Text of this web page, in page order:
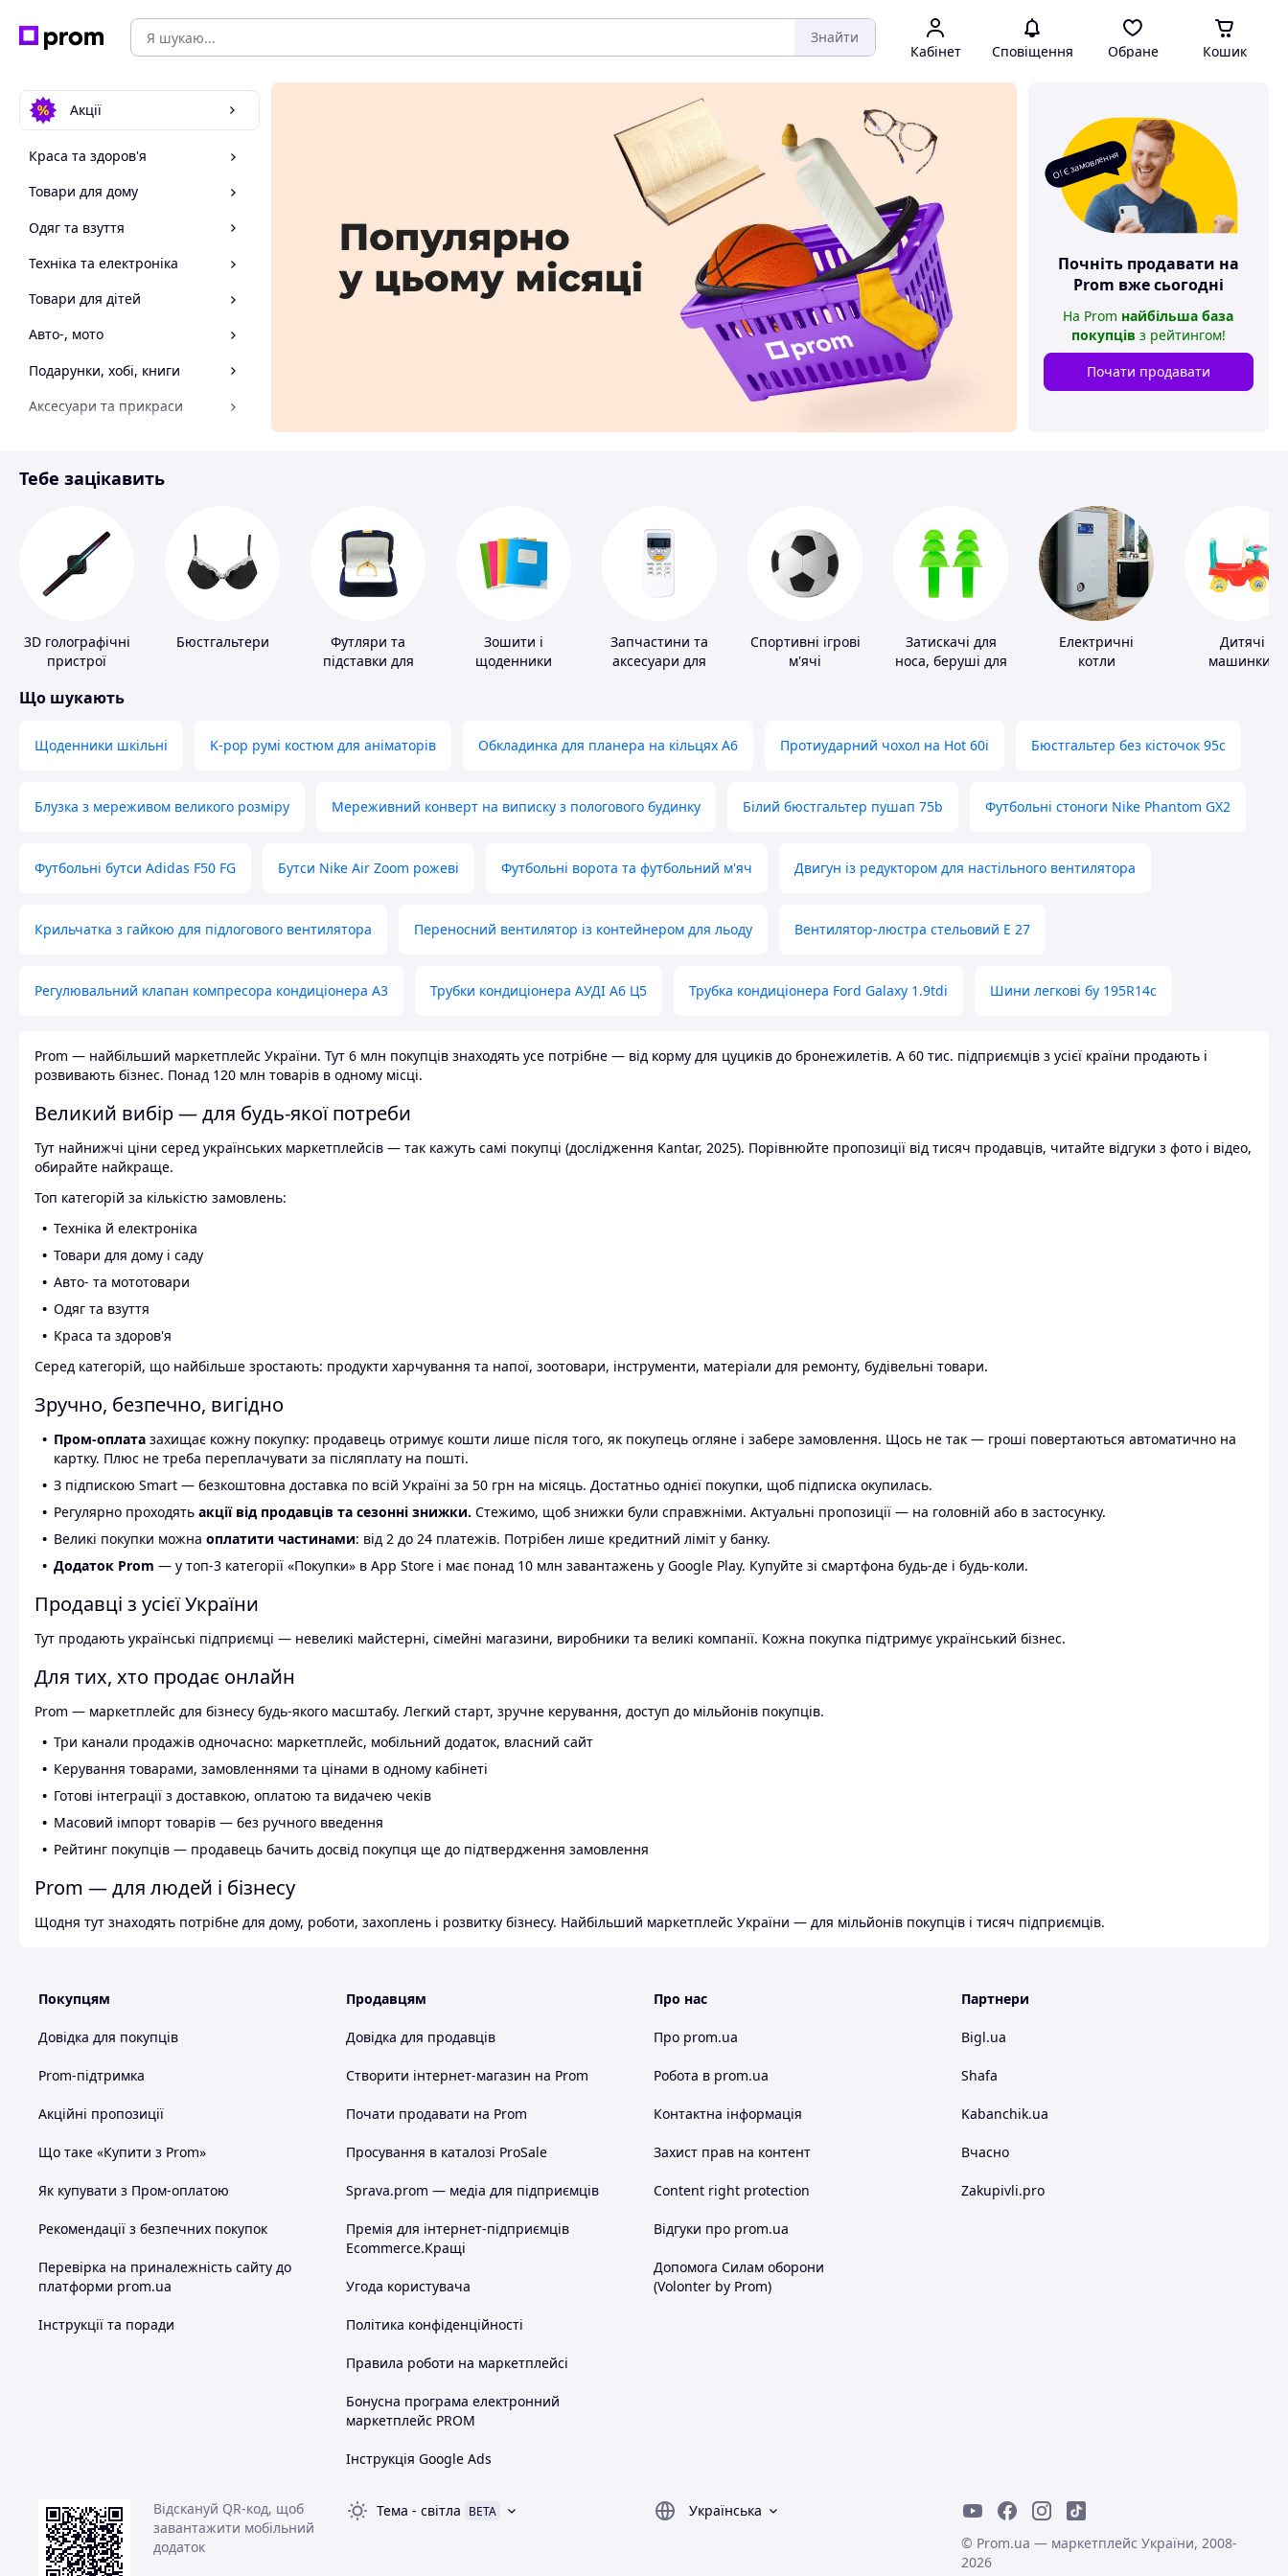
Знайти
Кабінет Сповіщення Обране Кошик
Акції
Краса та здоров'я
Товари для дому
Одяг та взуття
Техніка та електроніка
Товари для дітей
Авто-, мото
Подарунки, хобі, книги
Аксесуари та прикраси
Спорт і відпочинок
О! Є замовлення
Почніть продавати на
Prom вже сьогодні
На Prom найбільша база
покупців з рейтингом!
Почати продавати
Тебе зацікавить
3D голографічні
пристрої
Бюстгальтери
Футляри та
підставки для
Зошити і
щоденники
Запчастини та
аксесуари для
Спортивні ігрові
м'ячі
Затискачі для
носа, беруші для
Електричні
котли
Дитячі
машинки-
Що шукають
Щоденники шкільні K-pop румі костюм для аніматорів Обкладинка для планера на кільцях А6 Протиударний чохол на Hot 60i Бюстгальтер без кісточок 95с
Блузка з мереживом великого розміру Мереживний конверт на виписку з пологового будинку Білий бюстгальтер пушап 75b Футбольні стоноги Nike Phantom GX2
Футбольні бутси Adidas F50 FG Бутси Nike Air Zoom рожеві Футбольні ворота та футбольний м'яч Двигун із редуктором для настільного вентилятора
Крильчатка з гайкою для підлогового вентилятора Переносний вентилятор із контейнером для льоду Вентилятор-люстра стельовий E 27
Регулювальний клапан компресора кондиціонера А3 Трубки кондиціонера АУДІ А6 Ц5 Трубка кондиціонера Ford Galaxy 1.9tdi Шини легкові бу 195R14c
Prom — найбільший маркетплейс України. Тут 6 млн покупців знаходять усе потрібне — від корму для цуциків до бронежилетів. А 60 тис. підприємців з усієї країни продають і
розвивають бізнес. Понад 120 млн товарів в одному місці.
Великий вибір — для будь-якої потреби
Тут найнижчі ціни серед українських маркетплейсів — так кажуть самі покупці (дослідження Kantar, 2025). Порівнюйте пропозиції від тисяч продавців, читайте відгуки з фото і відео,
обирайте найкраще.
Топ категорій за кількістю замовлень:
Техніка й електроніка
Товари для дому і саду
Авто- та мототовари
Одяг та взуття
Краса та здоров'я
Серед категорій, що найбільше зростають: продукти харчування та напої, зоотовари, інструменти, матеріали для ремонту, будівельні товари.
Зручно, безпечно, вигідно
Пром-оплата захищає кожну покупку: продавець отримує кошти лише після того, як покупець огляне і забере замовлення. Щось не так — гроші повертаються автоматично на
картку. Плюс не треба переплачувати за післяплату на пошті.
З підпискою Smart — безкоштовна доставка по всій Україні за 50 грн на місяць. Достатньо однієї покупки, щоб підписка окупилась.
Регулярно проходять акції від продавців та сезонні знижки. Стежимо, щоб знижки були справжніми. Актуальні пропозиції — на головній або в застосунку.
Великі покупки можна оплатити частинами: від 2 до 24 платежів. Потрібен лише кредитний ліміт у банку.
Додаток Prom — у топ-3 категорії «Покупки» в App Store і має понад 10 млн завантажень у Google Play. Купуйте зі смартфона будь-де і будь-коли.
Продавці з усієї України
Тут продають українські підприємці — невеликі майстерні, сімейні магазини, виробники та великі компанії. Кожна покупка підтримує український бізнес.
Для тих, хто продає онлайн
Prom — маркетплейс для бізнесу будь-якого масштабу. Легкий старт, зручне керування, доступ до мільйонів покупців.
Три канали продажів одночасно: маркетплейс, мобільний додаток, власний сайт
Керування товарами, замовленнями та цінами в одному кабінеті
Готові інтеграції з доставкою, оплатою та видачею чеків
Масовий імпорт товарів — без ручного введення
Рейтинг покупців — продавець бачить досвід покупця ще до підтвердження замовлення
Prom — для людей і бізнесу
Щодня тут знаходять потрібне для дому, роботи, захоплень і розвитку бізнесу. Найбільший маркетплейс України — для мільйонів покупців і тисяч підприємців.
Покупцям
Довідка для покупців
Prom-підтримка
Акційні пропозиції
Що таке «Купити з Prom»
Як купувати з Пром-оплатою
Рекомендації з безпечних покупок
Перевірка на приналежність сайту до
платформи prom.ua
Інструкції та поради
Продавцям
Довідка для продавців
Створити інтернет-магазин на Prom
Почати продавати на Prom
Просування в каталозі ProSale
Sprava.prom — медіа для підприємців
Премія для інтернет-підприємців
Ecommerce.Кращі
Угода користувача
Політика конфіденційності
Правила роботи на маркетплейсі
Бонусна програма електронний
маркетплейс PROM
Інструкція Google Ads
Про нас
Про prom.ua
Робота в prom.ua
Контактна інформація
Захист прав на контент
Content right protection
Відгуки про prom.ua
Допомога Силам оборони
(Volonter by Prom)
Партнери
Bigl.ua
Shafa
Kabanchik.ua
Вчасно
Zakupivli.pro
Відскануй QR-код, щоб
завантажити мобільний
додаток
Тема - світла BETA
Українська
© Prom.ua — маркетплейс України, 2008-
2026